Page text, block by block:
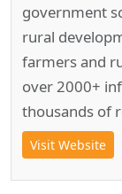
government
rural
farmers and
over 2000+
thousands of
Visit Website